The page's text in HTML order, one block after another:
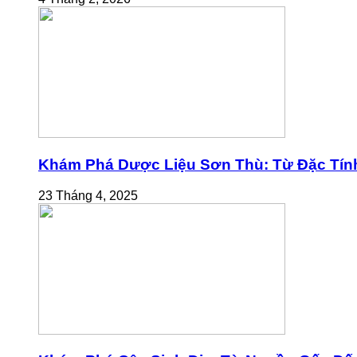
Khám Phá Dược Liệu Sơn Thù: Từ Đặc
23 Tháng 4, 2025